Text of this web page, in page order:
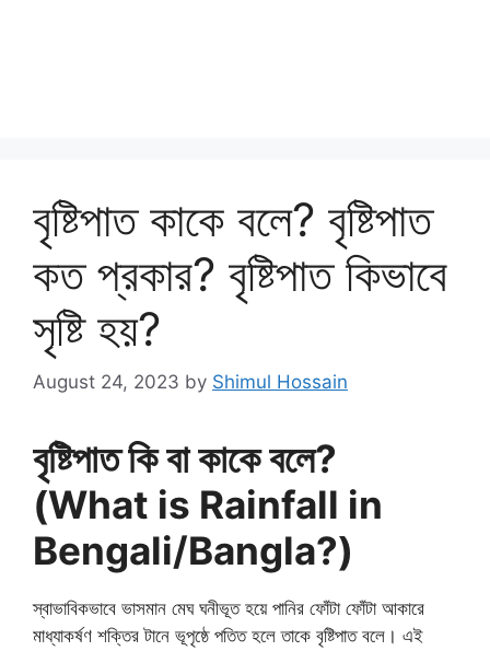
বৃষ্টিপাত কাকে বলে? বৃষ্টিপাত
কত প্রকার? বৃষ্টিপাত কিভাবে
সৃষ্টি হয়?
August 24, 2023 by Shimul Hossain
বৃষ্টিপাত কি বা কাকে বলে?
(What is Rainfall in
Bengali/Bangla?)
স্বাভাবিকভাবে ভাসমান মেঘ ঘনীভূত হয়ে পানির ফোঁটা ফোঁটা আকারে
মাধ্যাকর্ষণ শক্তির টানে ভূপৃষ্ঠে পতিত হলে তাকে বৃষ্টিপাত বলে। এই